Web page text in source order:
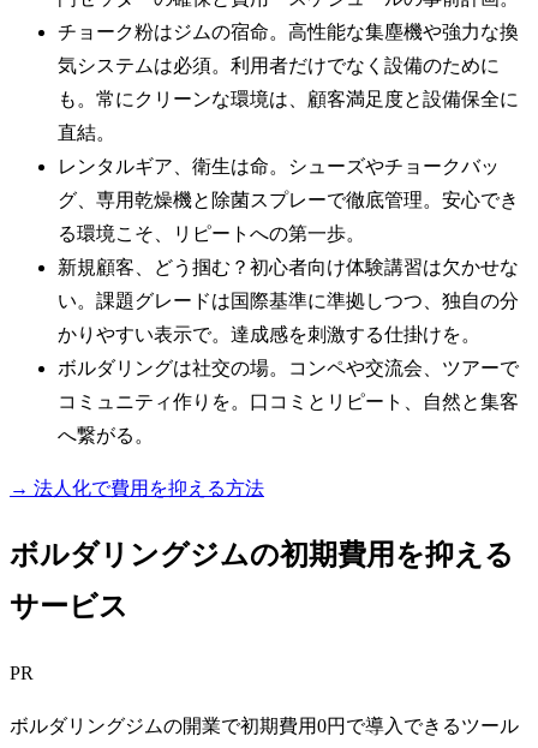
チョーク粉はジムの宿命。高性能な集塵機や強力な換
気システムは必須。利用者だけでなく設備のために
も。常にクリーンな環境は、顧客満足度と設備保全に
直結。
レンタルギア、衛生は命。シューズやチョークバッ
グ、専用乾燥機と除菌スプレーで徹底管理。安心でき
る環境こそ、リピートへの第一歩。
新規顧客、どう掴む？初心者向け体験講習は欠かせな
い。課題グレードは国際基準に準拠しつつ、独自の分
かりやすい表示で。達成感を刺激する仕掛けを。
ボルダリングは社交の場。コンペや交流会、ツアーで
コミュニティ作りを。口コミとリピート、自然と集客
へ繋がる。
→ 法人化で費用を抑える方法
ボルダリングジムの初期費用を抑える
サービス
PR
ボルダリングジムの開業で初期費用0円で導入できるツール